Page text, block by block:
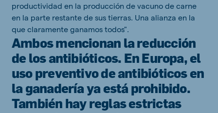
productividad en la producción de vacuno de carne
en la parte restante de sus tierras. Una alianza en la
que claramente ganamos todos".
Ambos mencionan la reducción
de los antibióticos. En Europa, el
uso preventivo de antibióticos en
la ganadería ya está prohibido.
También hay reglas estrictas